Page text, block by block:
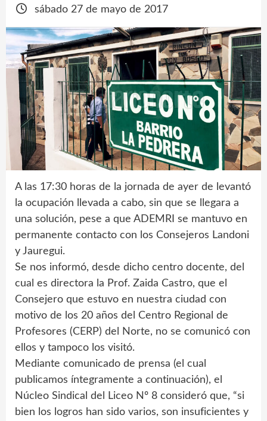
sábado 27 de mayo de 2017
A las 17:30 horas de la jornada de ayer de levantó
la ocupación llevada a cabo, sin que se llegara a
una solución, pese a que ADEMRI se mantuvo en
permanente contacto con los Consejeros Landoni
y Jauregui.
Se nos informó, desde dicho centro docente, del
cual es directora la Prof. Zaida Castro, que el
Consejero que estuvo en nuestra ciudad con
motivo de los 20 años del Centro Regional de
Profesores (CERP) del Norte, no se comunicó con
ellos y tampoco los visitó.
Mediante comunicado de prensa (el cual
publicamos íntegramente a continuación), el
Núcleo Sindical del Liceo Nº 8 consideró que, “si
bien los logros han sido varios, son insuficientes y